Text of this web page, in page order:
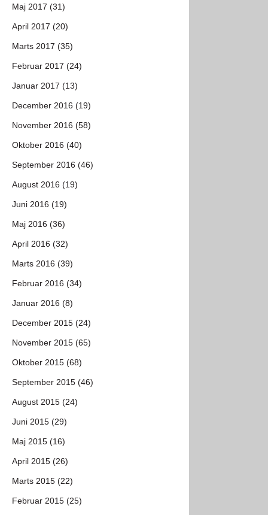
Maj 2017 (31)
April 2017 (20)
Marts 2017 (35)
Februar 2017 (24)
Januar 2017 (13)
December 2016 (19)
November 2016 (58)
Oktober 2016 (40)
September 2016 (46)
August 2016 (19)
Juni 2016 (19)
Maj 2016 (36)
April 2016 (32)
Marts 2016 (39)
Februar 2016 (34)
Januar 2016 (8)
December 2015 (24)
November 2015 (65)
Oktober 2015 (68)
September 2015 (46)
August 2015 (24)
Juni 2015 (29)
Maj 2015 (16)
April 2015 (26)
Marts 2015 (22)
Februar 2015 (25)